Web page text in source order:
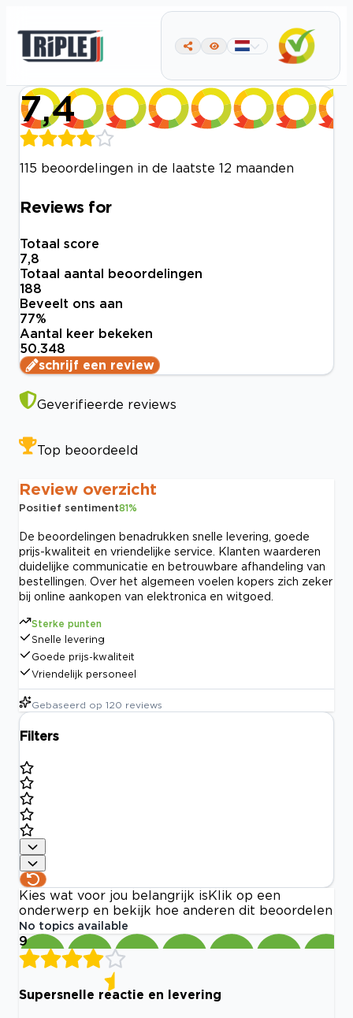
7,4
115 beoordelingen in de laatste 12 maanden
Reviews for
Totaal score
7,8
Totaal aantal beoordelingen
188
Beveelt ons aan
77%
Aantal keer bekeken
50.348
schrijf een review
Geverifieerde reviews
Top beoordeeld
Review overzicht
Positief sentiment81%
De beoordelingen benadrukken snelle levering, goede
prijs-kwaliteit en vriendelijke service. Klanten waarderen
duidelijke communicatie en betrouwbare afhandeling van
bestellingen. Over het algemeen voelen kopers zich zeker
bij online aankopen van elektronica en witgoed.
Sterke punten
Snelle levering
Goede prijs-kwaliteit
Vriendelijk personeel
Gebaseerd op 120 reviews
Filters
Kies wat voor jou belangrijk is Klik op een
onderwerp en bekijk hoe anderen dit beoordelen
No topics available
9
Supersnelle reactie en levering